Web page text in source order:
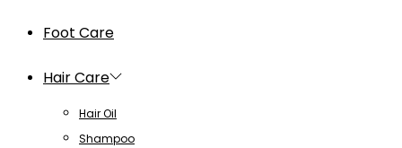
Foot Care
Hair Care
Hair Oil
Shampoo